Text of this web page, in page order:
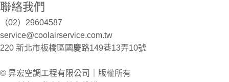
聯絡我們
（02）29604587
service@coolairservice.com.tw
220 新北市板橋區國慶路149巷13弄10號
© 昇宏空調工程有限公司｜版權所有